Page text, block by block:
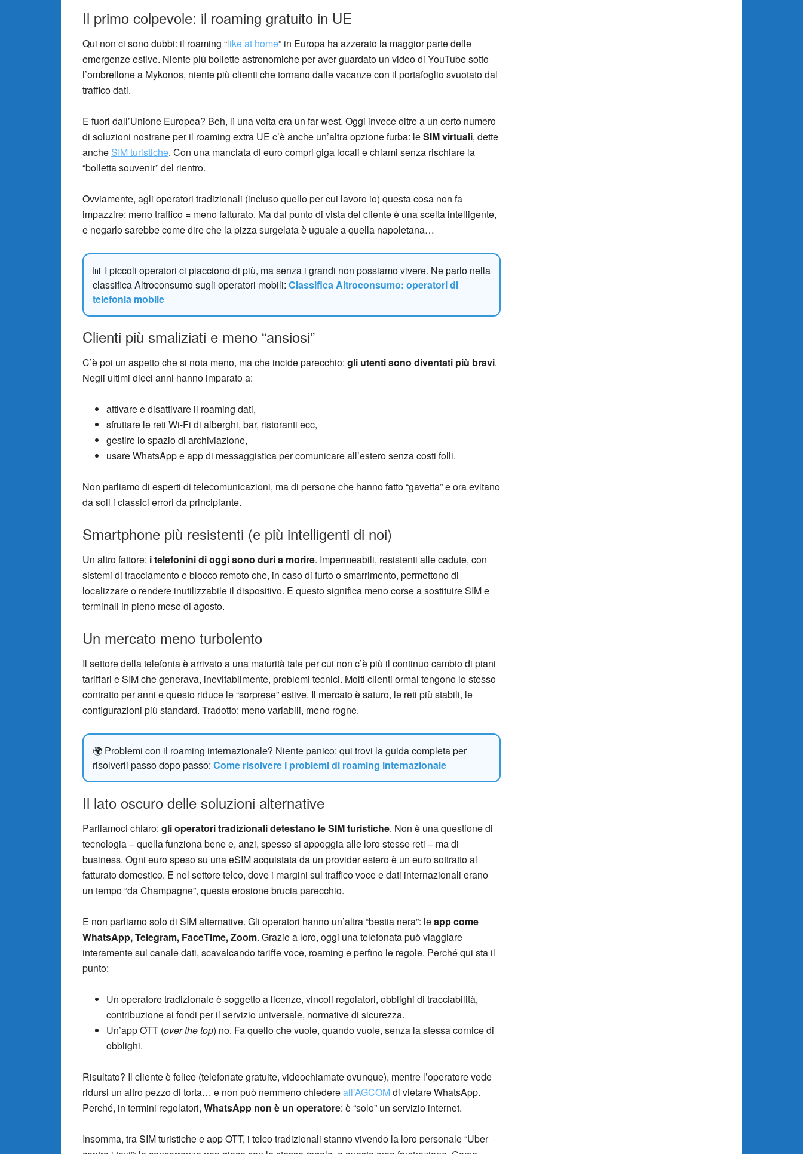
Il primo colpevole: il roaming gratuito in UE
Qui non ci sono dubbi: il roaming “like at home” in Europa ha azzerato la maggior parte delle
emergenze estive. Niente più bollette astronomiche per aver guardato un video di YouTube sotto
l’ombrellone a Mykonos, niente più clienti che tornano dalle vacanze con il portafoglio svuotato dal
traffico dati.
E fuori dall’Unione Europea? Beh, lì una volta era un far west. Oggi invece oltre a un certo numero
di soluzioni nostrane per il roaming extra UE c’è anche un’altra opzione furba: leSIM virtuali, dette
anche SIM turistiche. Con una manciata di euro compri giga locali e chiami senza rischiare la
“bolletta souvenir” del rientro.
Ovviamente, agli operatori tradizionali (incluso quello per cui lavoro io) questa cosa non fa
impazzire: meno traffico = meno fatturato. Ma dal punto di vista del cliente è una scelta intelligente,
e negarlo sarebbe come dire che la pizza surgelata è uguale a quella napoletana…
📊 I piccoli operatori ci piacciono di più, ma senza i grandi non possiamo vivere. Ne parlo nella
classifica Altroconsumo sugli operatori mobili: Classifica Altroconsumo: operatori di
telefonia mobile
Clienti più smaliziati e meno “ansiosi”
C’è poi un aspetto che si nota meno, ma che incide parecchio: gli utenti sono diventati più bravi.
Negli ultimi dieci anni hanno imparato a:
attivare e disattivare il roaming dati,
sfruttare le reti Wi-Fi di alberghi, bar, ristoranti ecc,
gestire lo spazio di archiviazione,
usare WhatsApp e app di messaggistica per comunicare all’estero senza costi folli.
Non parliamo di esperti di telecomunicazioni, ma di persone che hanno fatto “gavetta” e ora evitano
da soli i classici errori da principiante.
Smartphone più resistenti (e più intelligenti di noi)
Un altro fattore: i telefonini di oggi sono duri a morire. Impermeabili, resistenti alle cadute, con
sistemi di tracciamento e blocco remoto che, in caso di furto o smarrimento, permettono di
localizzare o rendere inutilizzabile il dispositivo. E questo significa meno corse a sostituire SIM e
terminali in pieno mese di agosto.
Un mercato meno turbolento
Il settore della telefonia è arrivato a una maturità tale per cui non c’è più il continuo cambio di piani
tariffari e SIM che generava, inevitabilmente, problemi tecnici. Molti clienti ormai tengono lo stesso
contratto per anni e questo riduce le “sorprese” estive. Il mercato è saturo, le reti più stabili, le
configurazioni più standard. Tradotto: meno variabili, meno rogne.
🌍 Problemi con il roaming internazionale? Niente panico: qui trovi la guida completa per
risolverli passo dopo passo: Come risolvere i problemi di roaming internazionale
Il lato oscuro delle soluzioni alternative
Parliamoci chiaro: gli operatori tradizionali detestano le SIM turistiche. Non è una questione di
tecnologia – quella funziona bene e, anzi, spesso si appoggia alle loro stesse reti – ma di
business. Ogni euro speso su una eSIM acquistata da un provider estero è un euro sottratto al
fatturato domestico. E nel settore telco, dove i margini sul traffico voce e dati internazionali erano
un tempo “da Champagne”, questa erosione brucia parecchio.
E non parliamo solo di SIM alternative. Gli operatori hanno un’altra “bestia nera”: leapp come
WhatsApp, Telegram, FaceTime, Zoom. Grazie a loro, oggi una telefonata può viaggiare
interamente sul canale dati, scavalcando tariffe voce, roaming e perfino le regole. Perché qui sta il
punto:
Un operatore tradizionale è soggetto a licenze, vincoli regolatori, obblighi di tracciabilità,
contribuzione ai fondi per il servizio universale, normative di sicurezza.
Un’app OTT (over the top) no. Fa quello che vuole, quando vuole, senza la stessa cornice di
obblighi.
Risultato? Il cliente è felice (telefonate gratuite, videochiamate ovunque), mentre l’operatore vede
ridursi un altro pezzo di torta… e non può nemmeno chiedereall’AGCOMdi vietare WhatsApp.
Perché, in termini regolatori, WhatsApp non è un operatore: è “solo” un servizio internet.
Insomma, tra SIM turistiche e app OTT, i telco tradizionali stanno vivendo la loro personale “Uber